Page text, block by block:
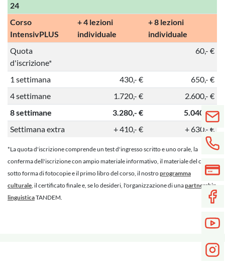
24
Corso
IntensivPLUS
+ 4 lezioni
individuale
+ 8 lezioni
individuale
Quota
d'iscrizione*
60,- €
1 settimana 430,- €
650,- €
4 settimane
1.720,- €
2.600,- €
8 settimane
3.280,- €
5.040,- €
Settimana extra
+ 410,- € + 630,- €
*La quota d'iscrizione comprende un test d'ingresso scritto e uno orale, la
conferma dell'iscrizione con ampio materiale informativo, il materiale del corso
sotto forma di fotocopie e il primo libro del corso, il nostroprogramma
culturale, il certificato finale e, se lo desideri, l'organizzazione di unapartnership
linguisticaTANDEM.